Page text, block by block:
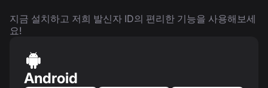
지금 설치하고 저희 발신자 ID의 편리한 기능을 사용해보세
요!
Android